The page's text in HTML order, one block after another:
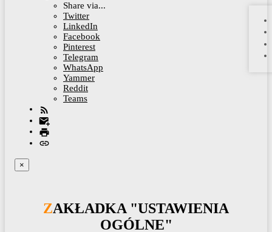
Share via...
Twitter
LinkedIn
Facebook
Pinterest
Telegram
WhatsApp
Yammer
Reddit
Teams
×
ZAKŁADKA "USTAWIENIA
OGÓLNE"